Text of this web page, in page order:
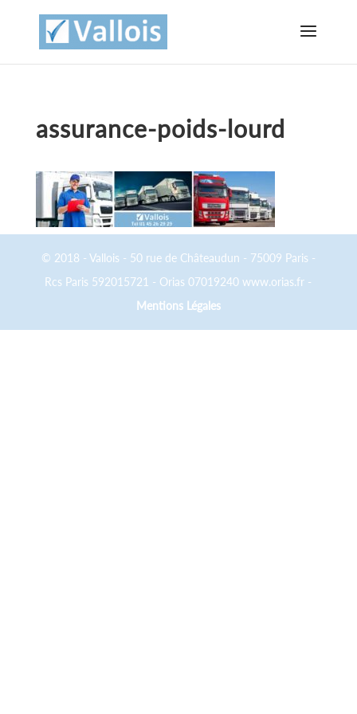
assurance-poids-lourd
© 2018 - Vallois - 50 rue de Châteaudun - 75009 Paris -
Rcs Paris 592015721 - Orias 07019240 www.orias.fr -
Mentions Légales